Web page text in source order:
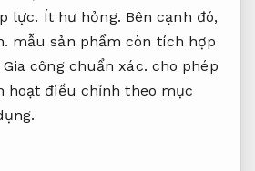
lực. Ít hư hỏng. Bên cạnh đó,
mẫu sản phẩm còn tích hợp
Gia công chuẩn xác. cho phép
hoạt điều chỉnh theo mục